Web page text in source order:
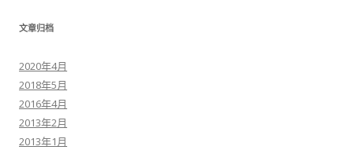
文章归档
2020年4月
2018年5月
2016年4月
2013年2月
2013年1月